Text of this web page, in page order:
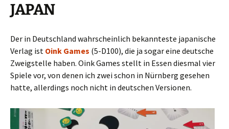
JAPAN
Der in Deutschland wahrscheinlich bekannteste japanische
Verlag ist Oink Games (5-D100), die ja sogar eine deutsche
Zweigstelle haben. Oink Games stellt in Essen diesmal vier
Spiele vor, von denen ich zwei schon in Nürnberg gesehen
hatte, allerdings noch nicht in deutschen Versionen.